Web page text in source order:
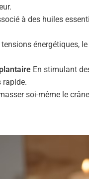
à des huiles
énergétiques,
En stimulant
rapide.
soi-même le